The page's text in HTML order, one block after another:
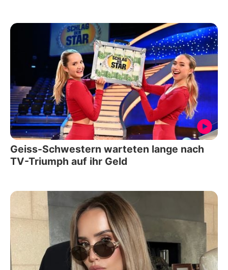
Geiss-Schwestern warteten lange nach
TV-Triumph auf ihr Geld